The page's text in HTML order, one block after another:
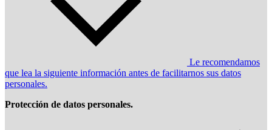
Le recomendamos
que lea la siguiente información antes de facilitarnos sus datos
personales.
Protección de datos personales.